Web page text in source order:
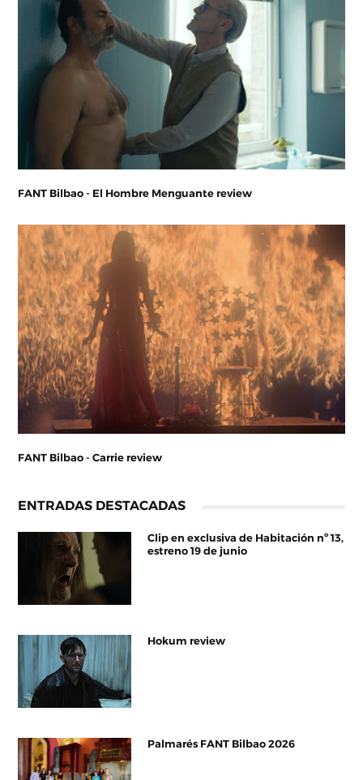
FANT Bilbao - El Hombre Menguante review
FANT Bilbao - Carrie review
ENTRADAS DESTACADAS
Clip en exclusiva de Habitación nº 13,
estreno 19 de junio
Hokum review
Palmarés FANT Bilbao 2026